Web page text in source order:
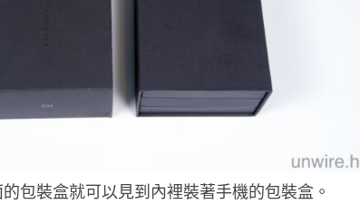
包裝盒就可以見到內裡裝著手機的包裝盒。